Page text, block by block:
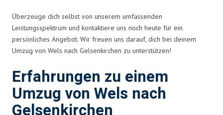
Überzeuge dich selbst von unserem umfassenden
Leistungsspektrum und kontaktiere uns noch heute für ein
persönliches Angebot. Wir freuen uns darauf, dich bei deinem
Umzug von Wels nach Gelsenkirchen zu unterstützen!
Erfahrungen zu einem
Umzug von Wels nach